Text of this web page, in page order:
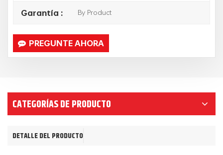
Garantía : By Product
PREGUNTE AHORA
CATEGORÍAS DE PRODUCTO
DETALLE DEL PRODUCTO